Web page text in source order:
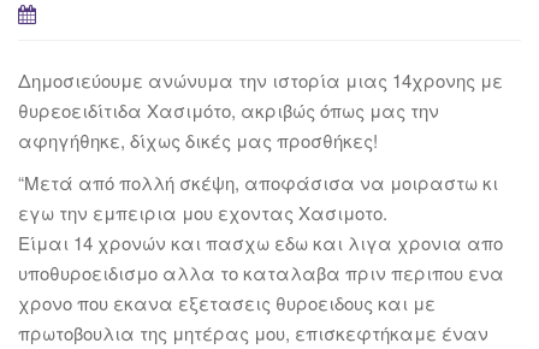
Δημοσιεύουμε ανώνυμα την ιστορία μιας 14χρονης με
θυρεοειδίτιδα Χασιμότο, ακριβώς όπως μας την
αφηγήθηκε, δίχως δικές μας προσθήκες!
“Μετά από πολλή σκέψη, αποφάσισα να μοιραστω κι
εγω την εμπειρια μου εχοντας Χασιμοτο.
Είμαι 14 χρονών και πασχω εδω και λιγα χρονια απο
υποθυροειδισμο αλλα το καταλαβα πριν περιπου ενα
χρονο που εκανα εξετασεις θυροειδους και με
πρωτοβουλια της μητέρας μου, επισκεφτήκαμε έναν